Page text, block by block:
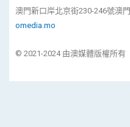
澳門新口岸北京街230-246號澳
omedia.mo
© 2021-2024 由澳媒體版權所有